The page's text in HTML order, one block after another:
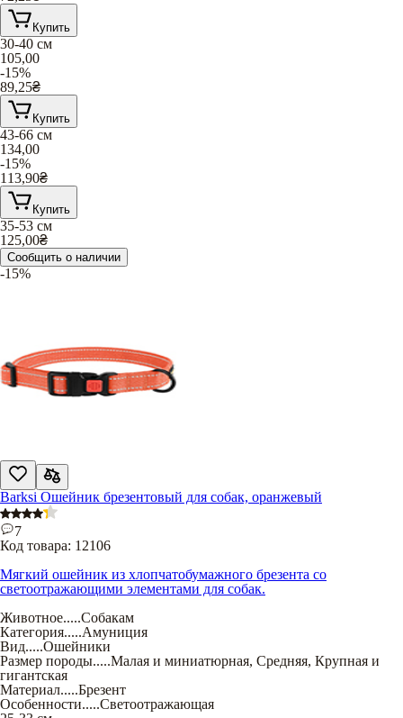
Купить
30-40 см
105,00
-15%
89,25₴
Купить
43-66 см
134,00
-15%
113,90₴
Купить
35-53 см
125,00₴
Сообщить о наличии
-15%
Barksi Ошейник брезентовый для собак, оранжевый
7
Код товара: 12106
Мягкий ошейник из хлопчатобумажного брезента со
светоотражающими элементами для собак.
Животное.....Собакам
Категория.....Амуниция
Вид.....Ошейники
Размер породы.....Малая и миниатюрная, Средняя, Крупная и
гигантская
Материал.....Брезент
Особенности.....Светоотражающая